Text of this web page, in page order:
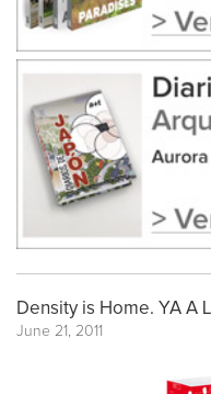
Density is Home. YA A
June 21, 2011